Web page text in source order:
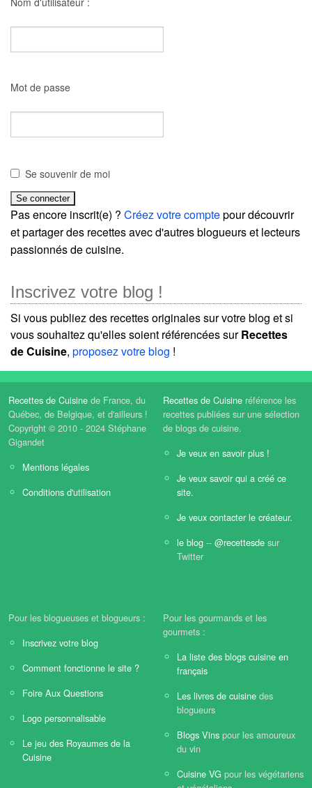
Mot de passe
Se souvenir de moi
Pas encore inscrit(e) ? Créez votre comptepour découvrir
et partager des recettes avec d'autres blogueurs et lecteurs
passionnés de cuisine.
Inscrivez votre blog !
Si vous publiez des recettes originales sur votre blog et si
vous souhaitez qu'elles soient référencées surRecettes
de Cuisine, proposez votre blog !
Recettes de Cuisine de France, du
Québec, de Belgique, et d'ailleurs !
Copyright © 2010 - 2024 Stéphane
Gigandet
Mentions légales
Conditions d'utilisation
Recettes de Cuisine référence les
recettes publiées sur une sélection
de blogs de cuisine.
Je veux en savoir plus !
Je veux savoir qui a créé ce
site.
Je veux contacter le créateur.
le blog -- @recettesde sur
Twitter
Pour les blogueuses et blogueurs :
Inscrivez votre blog
Comment fonctionne le site ?
Foire Aux Questions
Logo personnalisable
Le jeu des Royaumes de la
Cuisine
Pour les gourmands et les
gourmets :
La liste des blogs cuisine en
français
Les livres de cuisine des
blogueurs
Blogs Vins pour les amoureux
du vin
Cuisine VG pour les végétariens